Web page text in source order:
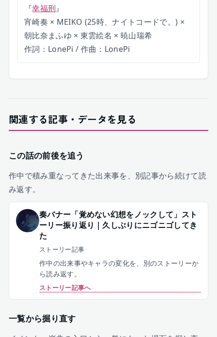
『幸福刑』
宵崎奏 × MEIKO (25時、ナイトコードで。) ×
朝比奈まふゆ × 東雲絵名 × 暁山瑞希
作詞：LonePi / 作曲：LonePi
関連する記事・データを見る
この話の前後を追う
作中で積み重なってきた出来事を、別記事から続けて読
み返す。
奏バナー「覚めない幻想をノックして」スト
ーリー振り返り｜久しぶりにニゴニゴしてき
た
ストーリー記事
作中の出来事やキャラの変化を、別のストーリーか
ら読み返す。
ストーリー記事へ
一覧から掘り直す